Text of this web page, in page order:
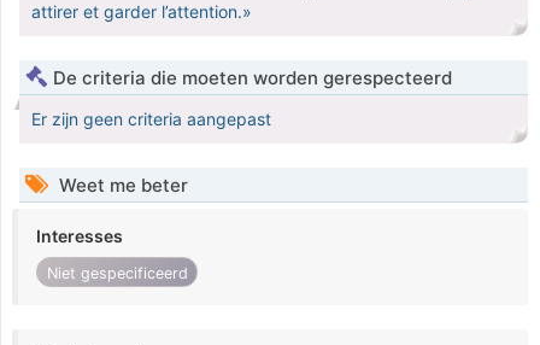
attirer et garder l’attention.»
De criteria die moeten worden gerespecteerd
Er zijn geen criteria aangepast
Weet me beter
Interesses
Niet gespecificeerd